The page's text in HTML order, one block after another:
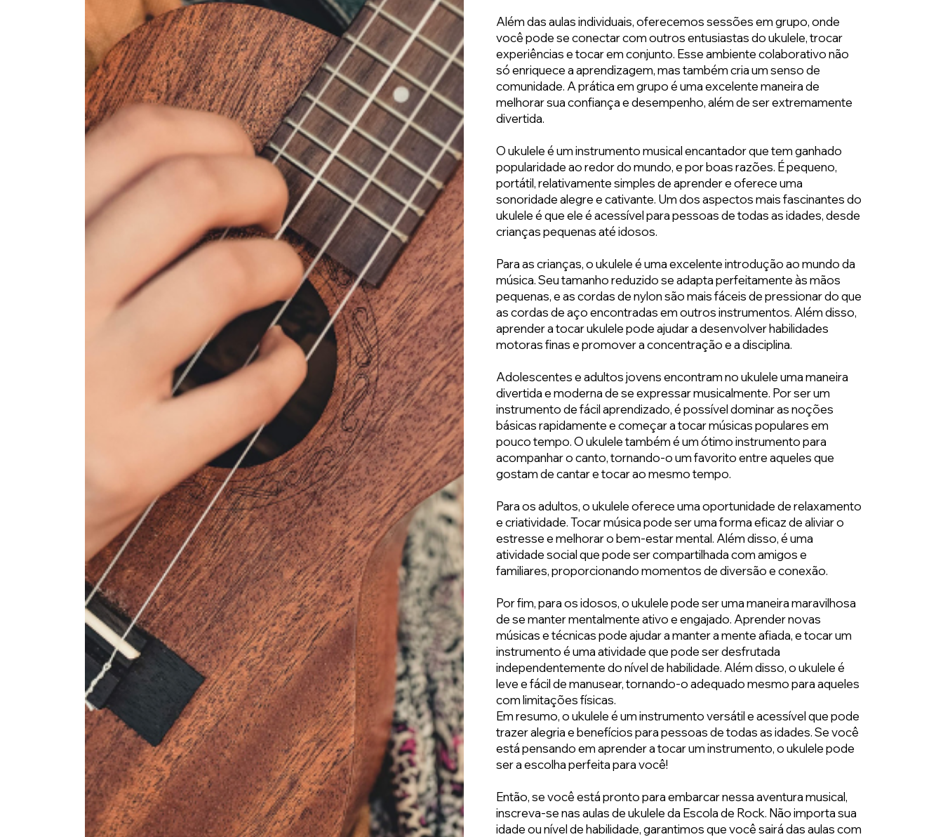
Além das aulas individuais, oferecemos sessões em grupo, onde
você pode se conectar com outros entusiastas do ukulele, trocar
experiências e tocar em conjunto. Esse ambiente colaborativo não
só enriquece a aprendizagem, mas também cria um senso de
comunidade. A prática em grupo é uma excelente maneira de
melhorar sua confiança e desempenho, além de ser extremamente
divertida.
O ukulele é um instrumento musical encantador que tem ganhado
popularidade ao redor do mundo, e por boas razões. É pequeno,
portátil, relativamente simples de aprender e oferece uma
sonoridade alegre e cativante. Um dos aspectos mais fascinantes do
ukulele é que ele é acessível para pessoas de todas as idades, desde
crianças pequenas até idosos.
Para as crianças, o ukulele é uma excelente introdução ao mundo da
música. Seu tamanho reduzido se adapta perfeitamente às mãos
pequenas, e as cordas de nylon são mais fáceis de pressionar do que
as cordas de aço encontradas em outros instrumentos. Além disso,
aprender a tocar ukulele pode ajudar a desenvolver habilidades
motoras finas e promover a concentração e a disciplina.
Adolescentes e adultos jovens encontram no ukulele uma maneira
divertida e moderna de se expressar musicalmente. Por ser um
instrumento de fácil aprendizado, é possível dominar as noções
básicas rapidamente e começar a tocar músicas populares em
pouco tempo. O ukulele também é um ótimo instrumento para
acompanhar o canto, tornando-o um favorito entre aqueles que
gostam de cantar e tocar ao mesmo tempo.
Para os adultos, o ukulele oferece uma oportunidade de relaxamento
e criatividade. Tocar música pode ser uma forma eficaz de aliviar o
estresse e melhorar o bem-estar mental. Além disso, é uma
atividade social que pode ser compartilhada com amigos e
familiares, proporcionando momentos de diversão e conexão.
Por fim, para os idosos, o ukulele pode ser uma maneira maravilhosa
de se manter mentalmente ativo e engajado. Aprender novas
músicas e técnicas pode ajudar a manter a mente afiada, e tocar um
instrumento é uma atividade que pode ser desfrutada
independentemente do nível de habilidade. Além disso, o ukulele é
leve e fácil de manusear, tornando-o adequado mesmo para aqueles
com limitações físicas.
Em resumo, o ukulele é um instrumento versátil e acessível que pode
trazer alegria e benefícios para pessoas de todas as idades. Se você
está pensando em aprender a tocar um instrumento, o ukulele pode
ser a escolha perfeita para você!
Então, se você está pronto para embarcar nessa aventura musical,
inscreva-se nas aulas de ukulele da Escola de Rock. Não importa sua
idade ou nível de habilidade, garantimos que você sairá das aulas com